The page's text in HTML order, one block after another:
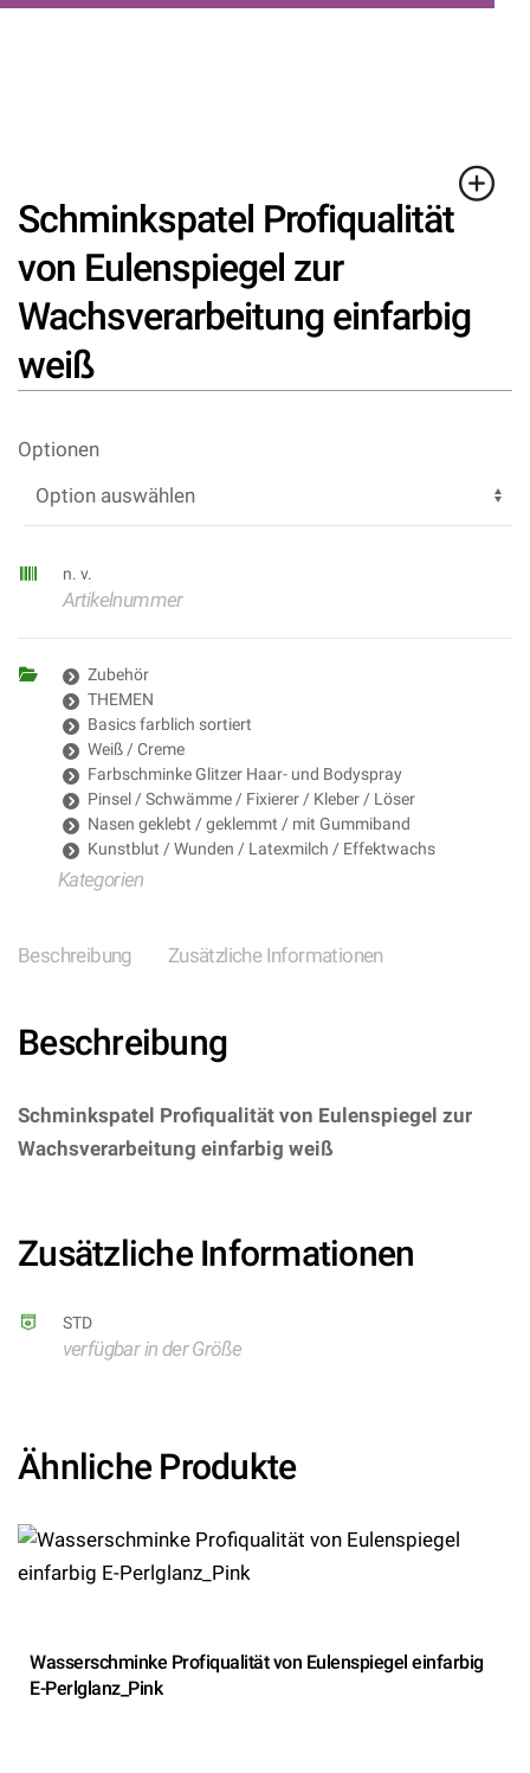
Schminkspatel Profiqualität
von Eulenspiegel zur
Wachsverarbeitung einfarbig
weiß
Optionen
n. v.
Artikelnummer
Zubehör
THEMEN
Basics farblich sortiert
Weiß / Creme
Farbschminke Glitzer Haar- und Bodyspray
Pinsel / Schwämme / Fixierer / Kleber / Löser
Nasen geklebt / geklemmt / mit Gummiband
Kunstblut / Wunden / Latexmilch / Effektwachs
Kategorien
Beschreibung Zusätzliche Informationen
Beschreibung
Schminkspatel Profiqualität von Eulenspiegel zur
Wachsverarbeitung einfarbig weiß
Zusätzliche Informationen
STD
verfügbar in der Größe
Ähnliche Produkte
Wasserschminke Profiqualität von Eulenspiegel einfarbig
E-Perlglanz_Pink